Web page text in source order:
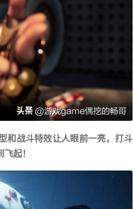
和战斗特效让人眼前一亮，打斗
起！